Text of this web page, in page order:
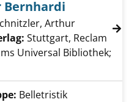
von Professor Bernhardi
Bernhardi
Arthur Suche nach
Stuttgart, Reclam
Universal Bibliothek;
Belletristik